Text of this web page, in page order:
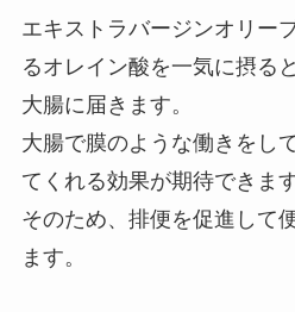
エキストラバージンオリー
るオレイン酸を一気に摂る
大腸に届きます。
大腸で膜のような働きをし
てくれる効果が期待できます
そのため、排便を促進して
ます。